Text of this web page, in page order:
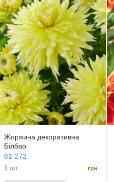
Жоржина декоративна
Білбао
81-272
1 шт грн